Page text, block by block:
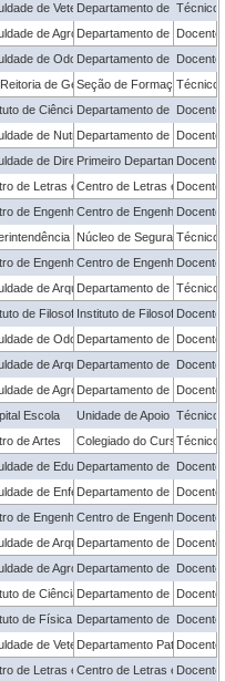
de VeterináriaDepartamento de Técnico
Superior
de Agronomia Eliseu Maciel
Departamento de
Docente
Superior
de OdontologiaDepartamento de Docente
de Gestão com Pessoas
Seção de Formação dos
Técnico
Superior
de Ciências Humanas
Departamento de Docente
Superior
de NutriçãoDepartamento de Nutrição
Docente
Superior
de DireitoPrimeiro Departamento
Docente
Superior
de Letras e Comunicação
Centro de Letras eDocente
Superior
de EngenhariasCentro de Engenharias
Docente
de Infraestrutura
Núcleo de SegurançaTécnico
Superior
de EngenhariasCentro de Engenharias
Docente
de Arquitetura e Urbanismo
Departamento de Técnico
Superior
de Filosofia, Sociologia e Política
Instituto de Filosofia,Docente
Superior
de OdontologiaDepartamento de Cirurgia
Docente
DA SILVA
Superior
de Arquitetura e Urbanismo
Departamento de Docente
Superior
de Agronomia Eliseu Maciel
Departamento de Fitotecnia
Docente
Escola Unidade de Apoio aoTécnico
de Artes Colegiado do Curso de
Técnico
Superior
de EducaçãoDepartamento de Ensino
Docente
Superior
de EnfermagemDepartamento de Docente
Superior
de EngenhariasCentro de Engenharias
Docente
Superior
de Arquitetura e Urbanismo
Departamento de Docente
Superior
de Agronomia Eliseu Maciel
Departamento de Zootecnia
Docente
Superior
de Ciências Humanas
Departamento de História
Docente
Superior
de Física e Matemática
Departamento de Física
Docente
Superior
de VeterináriaDepartamento Patologia
Docente
Superior
de Letras e Comunicação
Centro de Letras eDocente